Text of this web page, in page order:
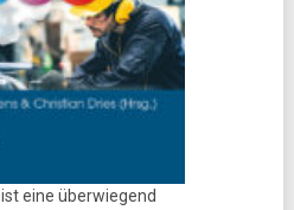
ist eine überwiegend